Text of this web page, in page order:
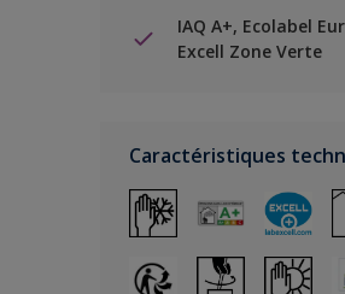
IAQ A+, Ecolabel
Excell Zone Verte
Caractéristiques